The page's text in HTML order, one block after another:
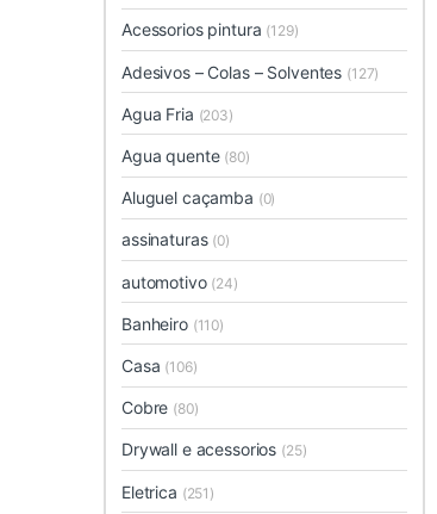
Acessorios pintura (129)
Adesivos – Colas – Solventes (127)
Agua Fria (203)
Agua quente (80)
Aluguel caçamba (0)
assinaturas (0)
automotivo (24)
Banheiro (110)
Casa (106)
Cobre (80)
Drywall e acessorios (25)
Eletrica (251)